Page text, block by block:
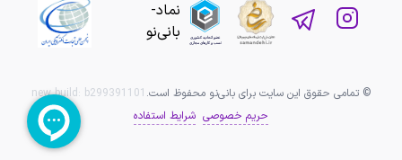
© تمامی حقوق این سایت برای بانی‌نو محفوظ است. new build: b299391101
حریم خصوصی شرایط استفاده